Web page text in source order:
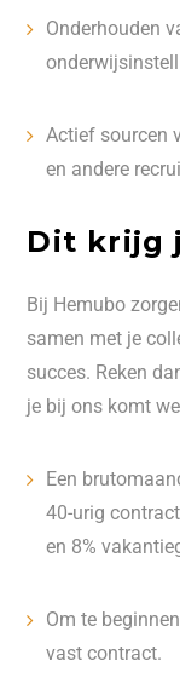
Onderhouden
Actief sourcen
en andere
Dit krijg
Bij Hemubo
samen met je
succes. Reken
je bij ons komt
Een
40-urig
en 8%
Om te
vast contract.